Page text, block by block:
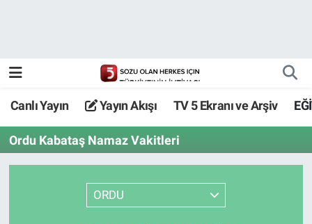
Canlı Yayın Yayın Akışı TV 5 Ekranı ve Arşiv
Ordu Kabataş Namaz Vakitleri
ORDU
TV 5 Ekranı ve Arşiv